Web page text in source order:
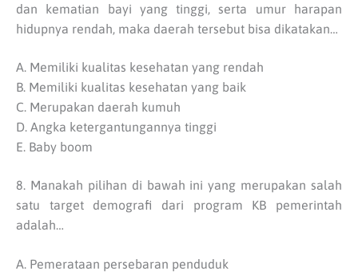
dan kematian bayi yang tinggi, serta umur harapan
hidupnya rendah, maka daerah tersebut bisa dikatakan…
A. Memiliki kualitas kesehatan yang rendah
B. Memiliki kualitas kesehatan yang baik
C. Merupakan daerah kumuh
D. Angka ketergantungannya tinggi
E. Baby boom
8. Manakah pilihan di bawah ini yang merupakan salah
satu target demografi dari program KB pemerintah
adalah…
A. Pemerataan persebaran penduduk